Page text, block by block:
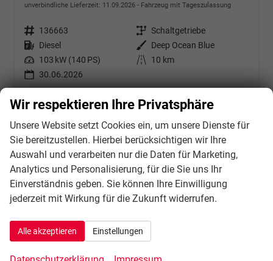
unverbindliche Lieferzeit: 11.09.2026 Fahrzeug mit Tageszulassung
Fahrzeugnr. 136663 Getriebe Schaltgetriebe
Kraftstoff Diesel Außenfarbe Deep Ocean Blue
Leistung 103 kW (140 PS) Kilometerstand
10 km
30.06.2026
41.706,– €
incl. 21% MwSt.
Details
Verbrauch kombiniert:9,10 l/100km
CO2-Klasse: G
2 -Emissionen: 239,00 g/km
Wir respektieren Ihre Privatsphäre
Unsere Website setzt Cookies ein, um unsere Dienste für
Sie bereitzustellen. Hierbei berücksichtigen wir Ihre
Auswahl und verarbeiten nur die Daten für Marketing,
Analytics und Personalisierung, für die Sie uns Ihr
Einverständnis geben. Sie können Ihre Einwilligung
jederzeit mit Wirkung für die Zukunft widerrufen.
Alle akzeptieren Einstellungen